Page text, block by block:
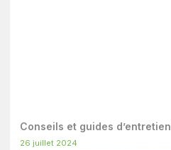
Conseils et guides
26 juillet 2024